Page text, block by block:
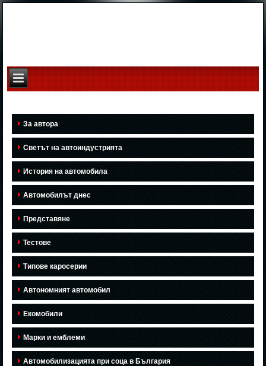
За автора
Светът на автоиндустрията
История на автомобила
Автомобилът днес
Представяне
Тестове
Типове каросерии
Автономният автомобил
Екомобили
Марки и емблеми
Автомобилизацията при соца в България